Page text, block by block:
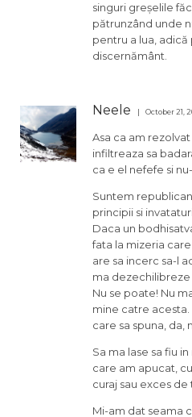
singuri greșelile
pătrunzând unde
pentru a lua, adică
discernământ.
Neele October 21,
Asa ca am
infiltreaza sa
ca e el nefefe si
Suntem
principii si
Daca un
fata la mizeria
are sa incerc sa-l
ma dezechilibreze
Nu se poate! Nu
mine catre
care sa spuna, da,
Sa ma lase sa fiu
care am apucat,
curaj sau exces
Mi-am dat seama